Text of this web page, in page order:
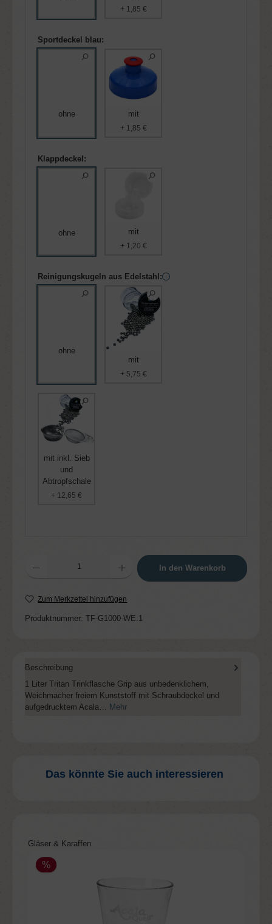
+ 1,85 €
Sportdeckel blau:
ohne mit
+ 1,85 €
Klappdeckel:
ohne mit
+ 1,20 €
Reinigungskugeln aus Edelstahl:
ohne
mit
+ 5,75 €
mit inkl. Sieb
und
Abtropfschale
+ 12,65 €
Produkt Anzahl: Gib den gewünschten Wert ein oder benutze die Schaltflächen um
In den Warenkorb
Zum Merkzettel hinzufügen
Produktnummer: TF-G1000-WE.1
Beschreibung
1 Liter Tritan Trinkflasche Grip aus unbedenklichem,
Weichmacher freiem Kunststoff mit Schraubdeckel und
aufgedrucktem Acala… Mehr
Das könnte Sie auch interessieren
Produktgalerie überspringen
Gläser & Karaffen
%